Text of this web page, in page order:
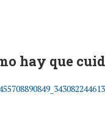
hay que